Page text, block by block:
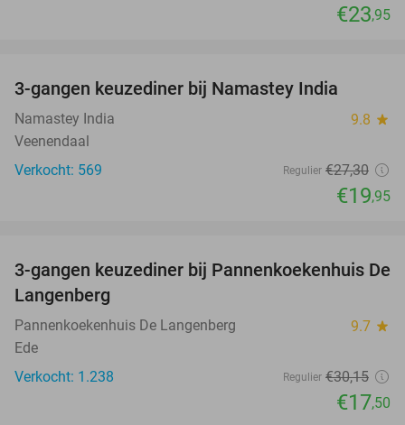
€23,95
3-gangen keuzediner bij Namastey India
Namastey India 9.8 star
Veenendaal
Verkocht: 569
Regulier €27,30
€19,95
42%
3-gangen keuzediner bij Pannenkoekenhuis De
Langenberg
Pannenkoekenhuis De Langenberg 9.7 star
Ede
Verkocht: 1.238
Regulier €30,15
€17,50